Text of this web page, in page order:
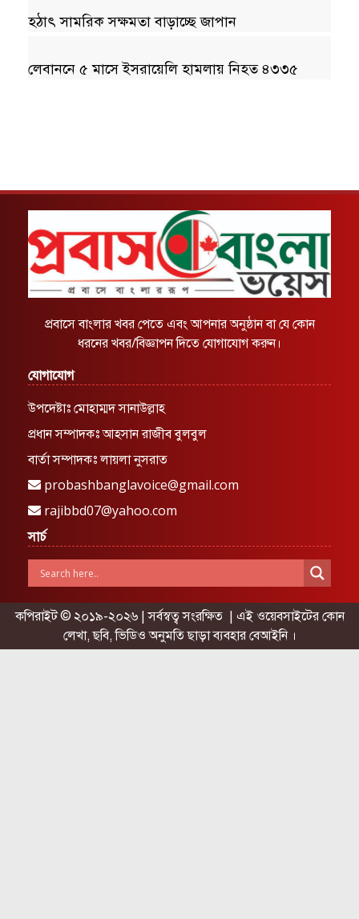
হঠাৎ সামরিক সক্ষমতা বাড়াচ্ছে জাপান
লেবাননে ৫ মাসে ইসরায়েলি হামলায় নিহত ৪৩৩৫
প্রবাসে বাংলার খবর পেতে এবং আপনার অনুষ্ঠান বা যে কোন
ধরনের খবর/বিজ্ঞাপন দিতে যোগাযোগ করুন।
যোগাযোগ
উপদেষ্টাঃ মোহাম্মদ সানাউল্লাহ
প্রধান সম্পাদকঃ আহসান রাজীব বুলবুল
বার্তা সম্পাদকঃ লায়লা নুসরাত
probashbanglavoice@gmail.com
rajibbd07@yahoo.com
সার্চ
কপিরাইট © ২০১৯-২০২৬ | সর্বস্বত্ব সংরক্ষিত | এই ওয়েবসাইটের কোন
লেখা, ছবি, ভিডিও অনুমতি ছাড়া ব্যবহার বেআইনি ।